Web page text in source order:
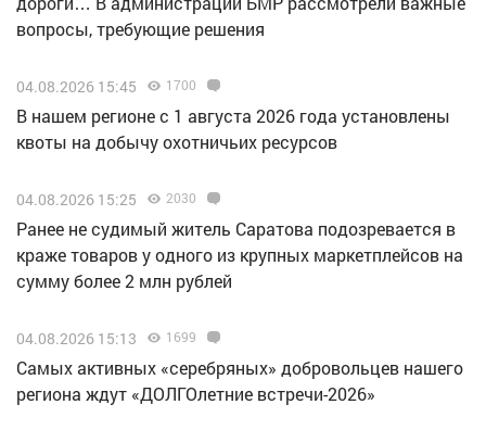
вопросы, требующие решения
04.08.2026 15:45 1700
В нашем регионе с 1 августа 2026 года установлены
квоты на добычу охотничьих ресурсов
04.08.2026 15:25 2030
Ранее не судимый житель Саратова подозревается в
краже товаров у одного из крупных маркетплейсов на
сумму более 2 млн рублей
04.08.2026 15:13 1699
Самых активных «серебряных» добровольцев нашего
региона ждут «ДОЛГОлетние встречи-2026»